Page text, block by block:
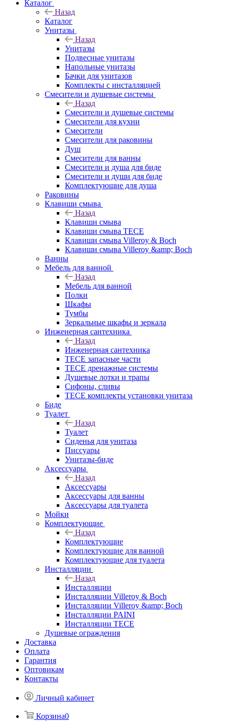
Каталог
Назад
Каталог
Унитазы
Назад
Унитазы
Подвесные унитазы
Напольные унитазы
Бачки для унитазов
Комплекты с инсталляцией
Смесители и душевые системы
Назад
Смесители и душевые системы
Смесители для кухни
Смесители
Смесители для раковины
Душ
Смесители для ванны
Смесители и душа для биде
Смесители и души для биде
Комплектующие для душа
Раковины
Клавиши смыва
Назад
Клавиши смыва
Клавиши смыва TECE
Клавиши смыва Villeroy & Boch
Клавиши смыва Villeroy &amp; Boch
Ванны
Мебель для ванной
Назад
Мебель для ванной
Полки
Шкафы
Тумбы
Зеркальные шкафы и зеркала
Инженерная сантехника
Назад
Инженерная сантехника
TECE запасные части
TECE дренажные системы
Душевые лотки и трапы
Сифоны, сливы
TECE комплекты установки унитаза
Биде
Туалет
Назад
Туалет
Сиденья для унитаза
Писсуары
Унитазы-биде
Аксессуары
Назад
Аксессуары
Аксессуары для ванны
Аксессуары для туалета
Мойки
Комплектующие
Назад
Комплектующие
Комплектующие для ванной
Комплектующие для туалета
Инсталляции
Назад
Инсталляции
Инсталляции Villeroy & Boch
Инсталляции Villeroy &amp; Boch
Инсталляции PAINI
Инсталляции TECE
Душевые ограждения
Доставка
Оплата
Гарантия
Оптовикам
Контакты
Личный кабинет
Корзина0